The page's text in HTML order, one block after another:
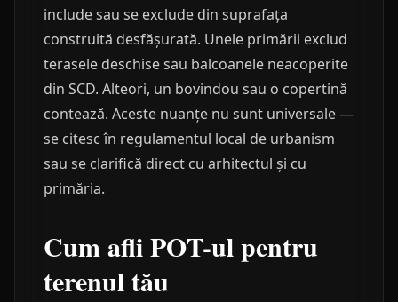
include sau se exclude din suprafața
construită desfășurată. Unele primării exclud
terasele deschise sau balcoanele neacoperite
din SCD. Alteori, un bovindou sau o copertină
contează. Aceste nuanțe nu sunt universale —
se citesc în regulamentul local de urbanism
sau se clarifică direct cu arhitectul și cu
primăria.
Cum afli POT-ul pentru
terenul tău